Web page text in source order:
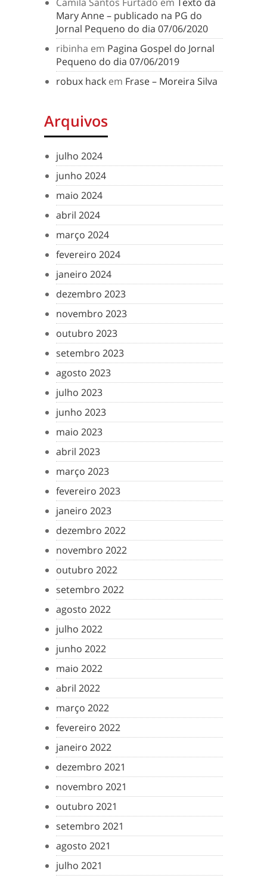
Mary Anne – publicado na PG do
Jornal Pequeno do dia 07/06/2020
ribinha em Pagina Gospel do Jornal
Pequeno do dia 07/06/2019
robux hack em Frase – Moreira Silva
Arquivos
julho 2024
junho 2024
maio 2024
abril 2024
março 2024
fevereiro 2024
janeiro 2024
dezembro 2023
novembro 2023
outubro 2023
setembro 2023
agosto 2023
julho 2023
junho 2023
maio 2023
abril 2023
março 2023
fevereiro 2023
janeiro 2023
dezembro 2022
novembro 2022
outubro 2022
setembro 2022
agosto 2022
julho 2022
junho 2022
maio 2022
abril 2022
março 2022
fevereiro 2022
janeiro 2022
dezembro 2021
novembro 2021
outubro 2021
setembro 2021
agosto 2021
julho 2021